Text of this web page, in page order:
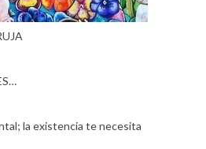
la existencia te necesita